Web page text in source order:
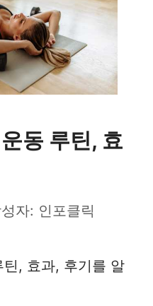
동 루틴, 효
자: 인포클릭
, 효과, 후기를 알